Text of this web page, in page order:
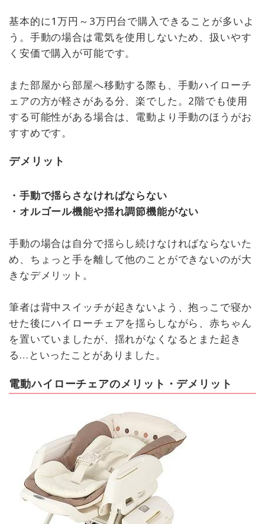
基本的に1万円～3万円台で購入できることが多いよ
う。手動の場合は電気を使用しないため、扱いやす
く安価で購入が可能です。
また部屋から部屋へ移動する際も、手動ハイローチ
ェアの方が軽さがある分、楽でした。2階でも使用
する可能性がある場合は、電動より手動のほうがお
すすめです。
デメリット
・手動で揺らさなければならない
・オルゴール機能や揺れ調節機能がない
手動の場合は自分で揺らし続けなければならないた
め、ちょっと手を離して他のことができないのが大
きなデメリット。
筆者は背中スイッチが起きないよう、抱っこで寝か
せた後にハイローチェアを揺らしながら、赤ちゃん
を置いていましたが、揺れがなくなるとまた起き
る…といったことがありました。
電動ハイローチェアのメリット・デメリット